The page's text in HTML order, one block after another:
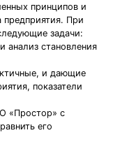
принципов и
предприятия. При
задачи:
анализ становления
и дающие
показатели
«Простор» с
его